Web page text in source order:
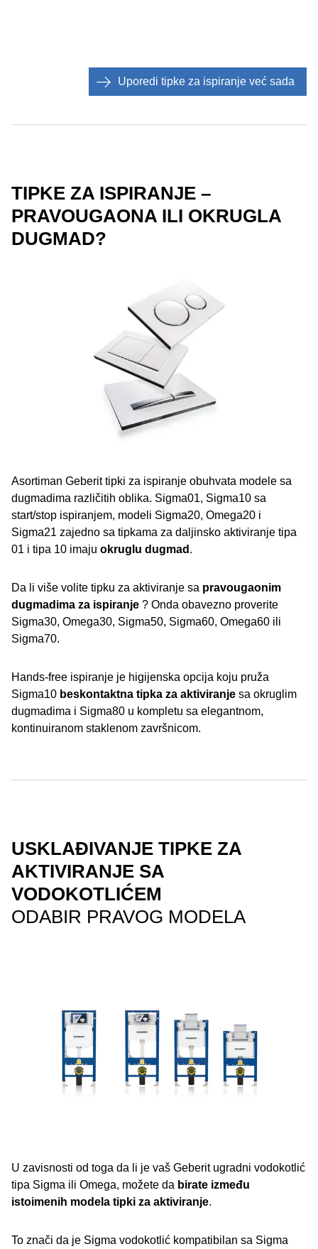
Uporedi tipke za ispiranje već sada
TIPKE ZA ISPIRANJE –
PRAVOUGAONA ILI OKRUGLA
DUGMAD?
Asortiman Geberit tipki za ispiranje obuhvata modele sa
dugmadima različitih oblika. Sigma01, Sigma10 sa
start/stop ispiranjem, modeli Sigma20, Omega20 i
Sigma21 zajedno sa tipkama za daljinsko aktiviranje tipa
01 i tipa 10 imaju okruglu dugmad .
Da li više volite tipku za aktiviranje sa pravougaonim
dugmadima za ispiranje ? Onda obavezno proverite
Sigma30, Omega30, Sigma50, Sigma60, Omega60 ili
Sigma70.
Hands-free ispiranje je higijenska opcija koju pruža
Sigma10 beskontaktna tipka za aktiviranje sa okruglim
dugmadima i Sigma80 u kompletu sa elegantnom,
kontinuiranom staklenom završnicom.
USKLAĐIVANJE TIPKE ZA
AKTIVIRANJE SA
VODOKOTLIĆEM
ODABIR PRAVOG MODELA
U zavisnosti od toga da li je vaš Geberit ugradni vodokotlić
tipa Sigma ili Omega, možete da birate između
istoimenih modela tipki za aktiviranje.
To znači da je Sigma vodokotlić kompatibilan sa Sigma